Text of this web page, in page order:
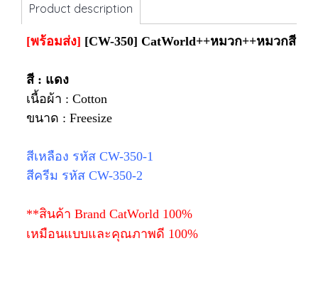
Product description
[พร้อมส่ง] [CW-350] CatWorld++หมวก++หมวกสีแ
สี : แดง
เนื้อผ้า : Cotton
ขนาด : Freesize
สีเหลือง รหัส CW-350-1
สีครีม รหัส CW-350-2
**สินค้า Brand CatWorld 100%
เหมือนแบบและคุณภาพดี 100%